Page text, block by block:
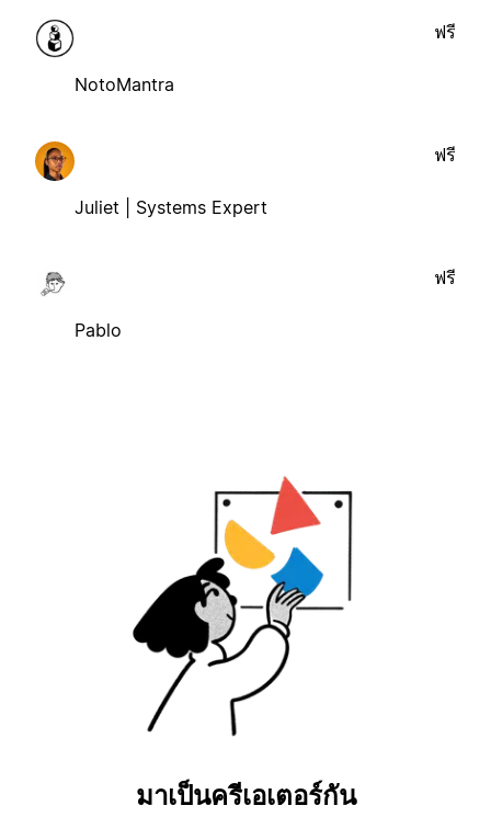
NotoMantra
ฟรี
Juliet | Systems Expert
ฟรี
Pablo
ฟรี
มาเป็นครีเอเตอร์กัน